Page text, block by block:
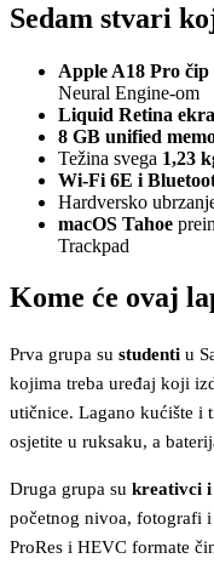
Sedam stvari
Apple A18 Pro čip
Neural Engine-om
Liquid Retina
8 GB unified
Težina svega 1,23
Wi-Fi 6E i
Hardversko
macOS Tahoe
Trackpad
Kome će ovaj
Prva grupa su studenti u
kojima treba uređaj koji
utičnice. Lagano kućište i
osjetite u ruksaku, a
Druga grupa su kreativci
početnog nivoa, fotografi
ProRes i HEVC formate